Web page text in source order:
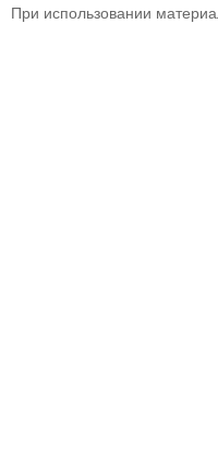
При использовании